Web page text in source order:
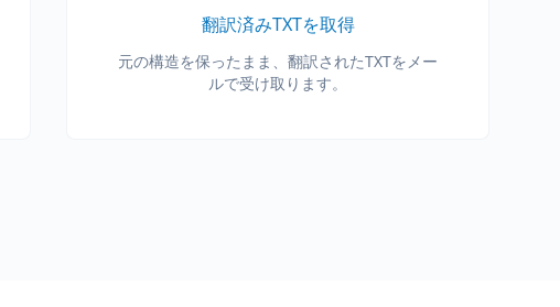
翻訳済みTXTを取得
元の構造を保ったまま、翻訳されたTXTをメー
ルで受け取ります。